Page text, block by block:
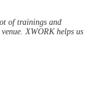
of trainings and
XWORK helps us